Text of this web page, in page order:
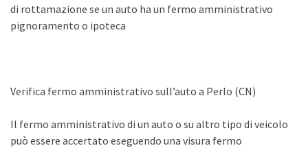
di rottamazione se un auto ha un fermo amministrativo
pignoramento o ipoteca
Verifica fermo amministrativo sull’auto a Perlo (CN)
Il fermo amministrativo di un auto o su altro tipo di veicolo
può essere accertato eseguendo una visura fermo